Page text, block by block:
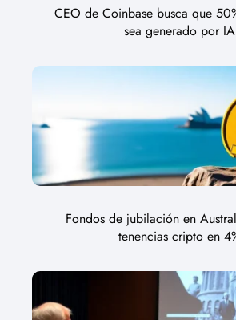
CEO de Coinbase busca que
sea generado por IA
Fondos de jubilación en
tenencias cripto en